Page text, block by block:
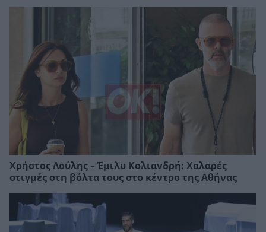
Χρήστος Λούλης – Έμιλυ Κολιανδρή: Χαλαρές
στιγμές στη βόλτα τους στο κέντρο της Αθήνας